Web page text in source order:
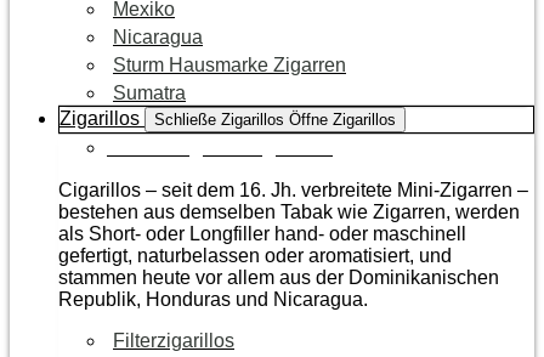
Mexiko
Nicaragua
Sturm Hausmarke Zigarren
Sumatra
Zigarillos
Schließe Zigarillos Öffne Zigarillos
Cigarillos – seit dem 16. Jh. verbreitete Mini-Zigarren –
bestehen aus demselben Tabak wie Zigarren, werden
als Short- oder Longfiller hand- oder maschinell
gefertigt, naturbelassen oder aromatisiert, und
stammen heute vor allem aus der Dominikanischen
Republik, Honduras und Nicaragua.
Filterzigarillos